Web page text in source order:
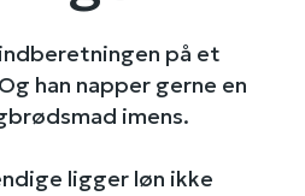
på et
han napper gerne en
imens.
ligger løn ikke